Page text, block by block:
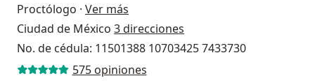
Proctólogo · Ver más
Ciudad de México 3 direcciones
No. de cédula: 11501388 10703425 7433730
575 opiniones